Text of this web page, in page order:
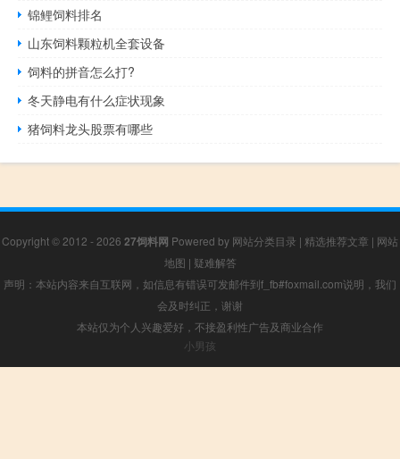
锦鲤饲料排名
山东饲料颗粒机全套设备
饲料的拼音怎么打?
冬天静电有什么症状现象
猪饲料龙头股票有哪些
Copyright © 2012 - 2026 27饲料网 Powered by 网站分类目录 | 精选推荐文章 | 网站
地图 | 疑难解答
声明：本站内容来自互联网，如信息有错误可发邮件到f_fb#foxmail.com说明，我们
会及时纠正，谢谢
本站仅为个人兴趣爱好，不接盈利性广告及商业合作
小男孩